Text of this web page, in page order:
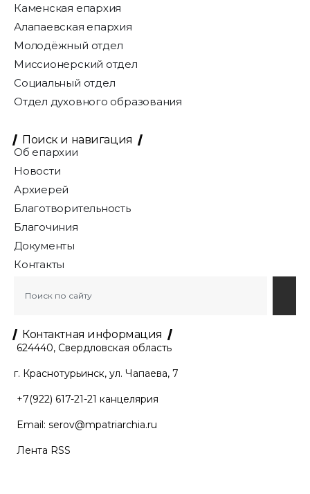
Каменская епархия
Алапаевская епархия
Молодёжный отдел
Миссионерский отдел
Социальный отдел
Отдел духовного образования
Поиск и навигация
Об епархии
Новости
Архиерей
Благотворительность
Благочиния
Документы
Контакты
Контактная информация
624440, Свердловская область
г. Краснотурьинск, ул. Чапаева, 7
+7(922) 617-21-21 канцелярия
Email: serov@mpatriarchia.ru
Лента RSS